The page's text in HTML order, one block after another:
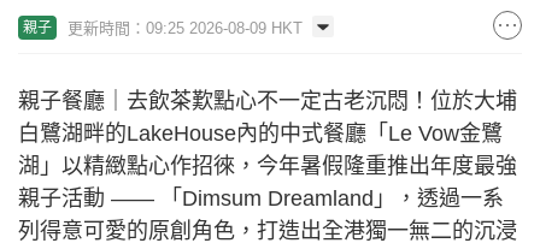
親子 更新時間：09:25 2026-08-09 HKT
親子餐廳｜去飲茶歎點心不一定古老沉悶！位於大埔
白鷺湖畔的LakeHouse內的中式餐廳「Le Vow金鷺
湖」以精緻點心作招徠，今年暑假隆重推出年度最強
親子活動 —— 「Dimsum Dreamland」，透過一系
列得意可愛的原創角色，打造出全港獨一無二的沉浸